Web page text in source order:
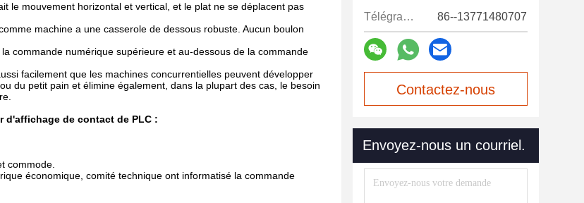
le mouvement horizontal et vertical, et le plat ne se déplacent pas
machine a une casserole de dessous robuste. Aucun boulon
commande numérique supérieure et au-dessous de la commande
facilement que les machines concurrentielles peuvent développer
du petit pain et élimine également, dans la plupart des cas, le besoin
d'affichage de contact de PLC :
commode.
économique, comité technique ont informatisé la commande
Télégramme: 86--13771480707
Contactez-nous
Envoyez-nous un courriel.